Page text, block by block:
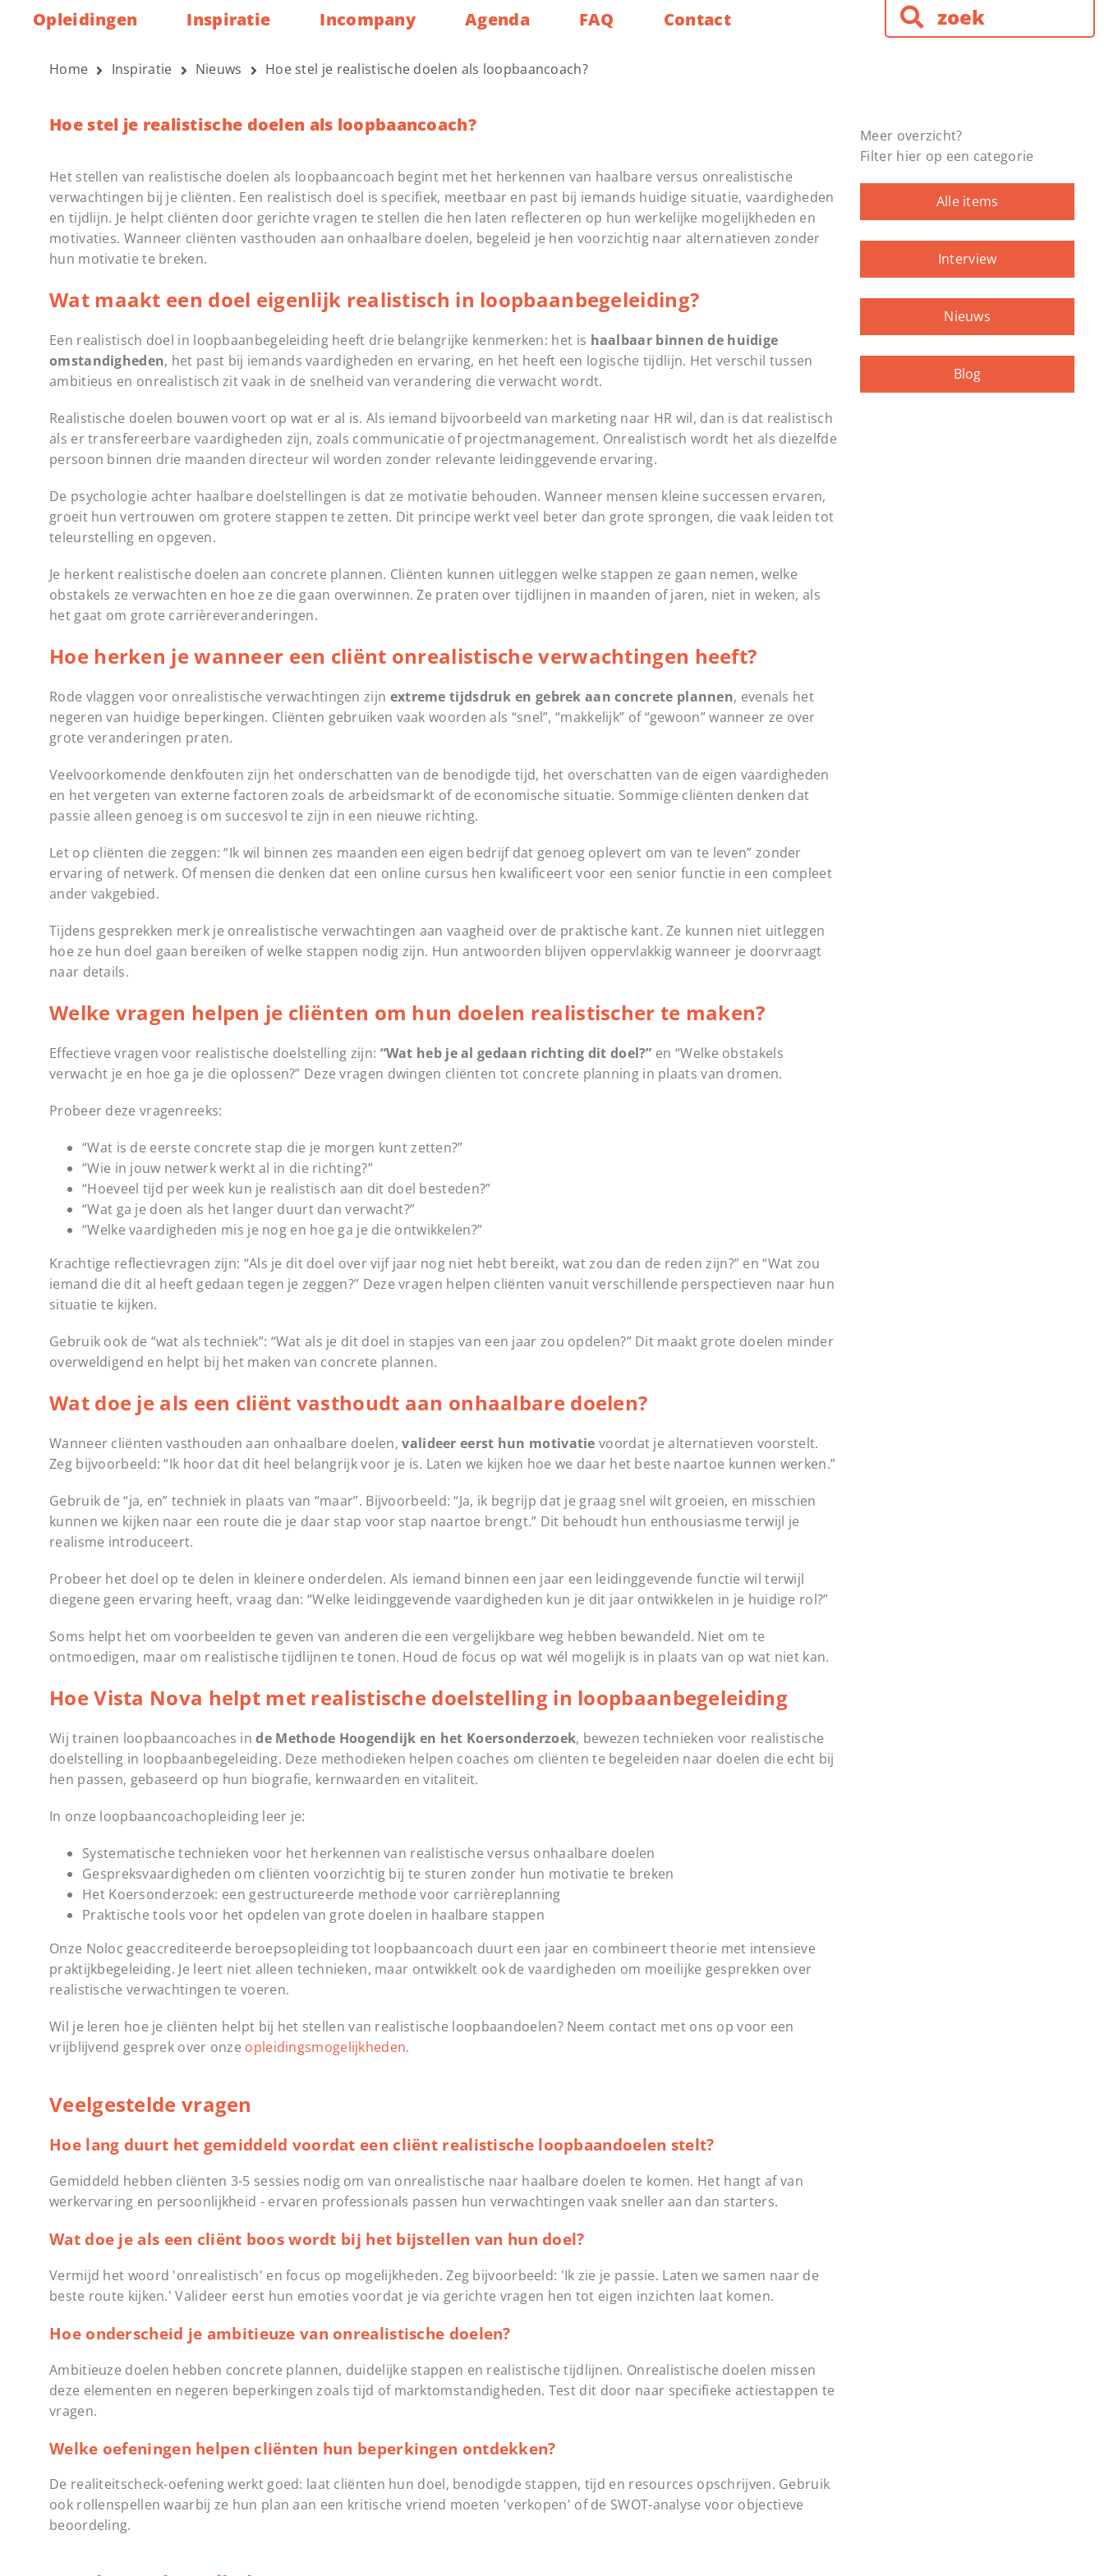
Opleidingen Inspiratie Incompany Agenda FAQ Contact
Home Inspiratie Nieuws Hoe stel je realistische doelen als loopbaancoach?
Hoe stel je realistische doelen als loopbaancoach?
Het stellen van realistische doelen als loopbaancoach begint met het herkennen van haalbare versus onrealistische
verwachtingen bij je cliënten. Een realistisch doel is specifiek, meetbaar en past bij iemands huidige situatie, vaardigheden
en tijdlijn. Je helpt cliënten door gerichte vragen te stellen die hen laten reflecteren op hun werkelijke mogelijkheden en
motivaties. Wanneer cliënten vasthouden aan onhaalbare doelen, begeleid je hen voorzichtig naar alternatieven zonder
hun motivatie te breken.
Wat maakt een doel eigenlijk realistisch in loopbaanbegeleiding?
Een realistisch doel in loopbaanbegeleiding heeft drie belangrijke kenmerken: het is haalbaar binnen de huidige
omstandigheden, het past bij iemands vaardigheden en ervaring, en het heeft een logische tijdlijn. Het verschil tussen
ambitieus en onrealistisch zit vaak in de snelheid van verandering die verwacht wordt.
Realistische doelen bouwen voort op wat er al is. Als iemand bijvoorbeeld van marketing naar HR wil, dan is dat realistisch
als er transfereerbare vaardigheden zijn, zoals communicatie of projectmanagement. Onrealistisch wordt het als diezelfde
persoon binnen drie maanden directeur wil worden zonder relevante leidinggevende ervaring.
De psychologie achter haalbare doelstellingen is dat ze motivatie behouden. Wanneer mensen kleine successen ervaren,
groeit hun vertrouwen om grotere stappen te zetten. Dit principe werkt veel beter dan grote sprongen, die vaak leiden tot
teleurstelling en opgeven.
Je herkent realistische doelen aan concrete plannen. Cliënten kunnen uitleggen welke stappen ze gaan nemen, welke
obstakels ze verwachten en hoe ze die gaan overwinnen. Ze praten over tijdlijnen in maanden of jaren, niet in weken, als
het gaat om grote carrièreveranderingen.
Hoe herken je wanneer een cliënt onrealistische verwachtingen heeft?
Rode vlaggen voor onrealistische verwachtingen zijn extreme tijdsdruk en gebrek aan concrete plannen, evenals het
negeren van huidige beperkingen. Cliënten gebruiken vaak woorden als “snel”, “makkelijk” of “gewoon” wanneer ze over
grote veranderingen praten.
Veelvoorkomende denkfouten zijn het onderschatten van de benodigde tijd, het overschatten van de eigen vaardigheden
en het vergeten van externe factoren zoals de arbeidsmarkt of de economische situatie. Sommige cliënten denken dat
passie alleen genoeg is om succesvol te zijn in een nieuwe richting.
Let op cliënten die zeggen: “Ik wil binnen zes maanden een eigen bedrijf dat genoeg oplevert om van te leven” zonder
ervaring of netwerk. Of mensen die denken dat een online cursus hen kwalificeert voor een senior functie in een compleet
ander vakgebied.
Tijdens gesprekken merk je onrealistische verwachtingen aan vaagheid over de praktische kant. Ze kunnen niet uitleggen
hoe ze hun doel gaan bereiken of welke stappen nodig zijn. Hun antwoorden blijven oppervlakkig wanneer je doorvraagt
naar details.
Welke vragen helpen je cliënten om hun doelen realistischer te maken?
Effectieve vragen voor realistische doelstelling zijn: “Wat heb je al gedaan richting dit doel?” en “Welke obstakels
verwacht je en hoe ga je die oplossen?” Deze vragen dwingen cliënten tot concrete planning in plaats van dromen.
Probeer deze vragenreeks:
“Wat is de eerste concrete stap die je morgen kunt zetten?”
“Wie in jouw netwerk werkt al in die richting?”
“Hoeveel tijd per week kun je realistisch aan dit doel besteden?”
“Wat ga je doen als het langer duurt dan verwacht?”
“Welke vaardigheden mis je nog en hoe ga je die ontwikkelen?”
Krachtige reflectievragen zijn: “Als je dit doel over vijf jaar nog niet hebt bereikt, wat zou dan de reden zijn?” en “Wat zou
iemand die dit al heeft gedaan tegen je zeggen?” Deze vragen helpen cliënten vanuit verschillende perspectieven naar hun
situatie te kijken.
Gebruik ook de “wat als techniek”: “Wat als je dit doel in stapjes van een jaar zou opdelen?” Dit maakt grote doelen minder
overweldigend en helpt bij het maken van concrete plannen.
Wat doe je als een cliënt vasthoudt aan onhaalbare doelen?
Wanneer cliënten vasthouden aan onhaalbare doelen,valideer eerst hun motivatie voordat je alternatieven voorstelt.
Zeg bijvoorbeeld: “Ik hoor dat dit heel belangrijk voor je is. Laten we kijken hoe we daar het beste naartoe kunnen werken.”
Gebruik de “ja, en” techniek in plaats van “maar”. Bijvoorbeeld: “Ja, ik begrijp dat je graag snel wilt groeien, en misschien
kunnen we kijken naar een route die je daar stap voor stap naartoe brengt.” Dit behoudt hun enthousiasme terwijl je
realisme introduceert.
Probeer het doel op te delen in kleinere onderdelen. Als iemand binnen een jaar een leidinggevende functie wil terwijl
diegene geen ervaring heeft, vraag dan: “Welke leidinggevende vaardigheden kun je dit jaar ontwikkelen in je huidige rol?”
Soms helpt het om voorbeelden te geven van anderen die een vergelijkbare weg hebben bewandeld. Niet om te
ontmoedigen, maar om realistische tijdlijnen te tonen. Houd de focus op wat wél mogelijk is in plaats van op wat niet kan.
Hoe Vista Nova helpt met realistische doelstelling in loopbaanbegeleiding
Wij trainen loopbaancoaches inde Methode Hoogendijk en het Koersonderzoek, bewezen technieken voor realistische
doelstelling in loopbaanbegeleiding. Deze methodieken helpen coaches om cliënten te begeleiden naar doelen die echt bij
hen passen, gebaseerd op hun biografie, kernwaarden en vitaliteit.
In onze loopbaancoachopleiding leer je:
Systematische technieken voor het herkennen van realistische versus onhaalbare doelen
Gespreksvaardigheden om cliënten voorzichtig bij te sturen zonder hun motivatie te breken
Het Koersonderzoek: een gestructureerde methode voor carrièreplanning
Praktische tools voor het opdelen van grote doelen in haalbare stappen
Onze Noloc geaccrediteerde beroepsopleiding tot loopbaancoach duurt een jaar en combineert theorie met intensieve
praktijkbegeleiding. Je leert niet alleen technieken, maar ontwikkelt ook de vaardigheden om moeilijke gesprekken over
realistische verwachtingen te voeren.
Wil je leren hoe je cliënten helpt bij het stellen van realistische loopbaandoelen? Neem contact met ons op voor een
vrijblijvend gesprek over onze opleidingsmogelijkheden.
Veelgestelde vragen
Hoe lang duurt het gemiddeld voordat een cliënt realistische loopbaandoelen stelt?
Gemiddeld hebben cliënten 3-5 sessies nodig om van onrealistische naar haalbare doelen te komen. Het hangt af van
werkervaring en persoonlijkheid - ervaren professionals passen hun verwachtingen vaak sneller aan dan starters.
Wat doe je als een cliënt boos wordt bij het bijstellen van hun doel?
Vermijd het woord 'onrealistisch' en focus op mogelijkheden. Zeg bijvoorbeeld: 'Ik zie je passie. Laten we samen naar de
beste route kijken.' Valideer eerst hun emoties voordat je via gerichte vragen hen tot eigen inzichten laat komen.
Hoe onderscheid je ambitieuze van onrealistische doelen?
Ambitieuze doelen hebben concrete plannen, duidelijke stappen en realistische tijdlijnen. Onrealistische doelen missen
deze elementen en negeren beperkingen zoals tijd of marktomstandigheden. Test dit door naar specifieke actiestappen te
vragen.
Welke oefeningen helpen cliënten hun beperkingen ontdekken?
De realiteitscheck-oefening werkt goed: laat cliënten hun doel, benodigde stappen, tijd en resources opschrijven. Gebruik
ook rollenspellen waarbij ze hun plan aan een kritische vriend moeten 'verkopen' of de SWOT-analyse voor objectieve
beoordeling.
Meer overzicht?
Filter hier op een categorie
Alle items
Interview
Nieuws
Blog